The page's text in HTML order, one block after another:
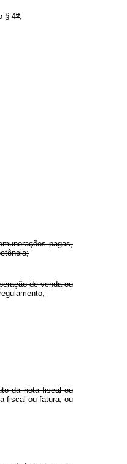
§ 4o;
pagas,
de venda ou
da nota fiscal ou
fiscal ou fatura, ou